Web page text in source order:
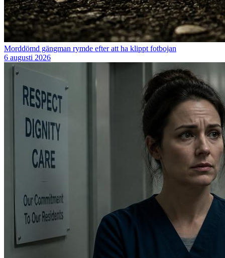
Morddömd gängman rymde efter att ha klippt fotbojan
6 augusti 2026